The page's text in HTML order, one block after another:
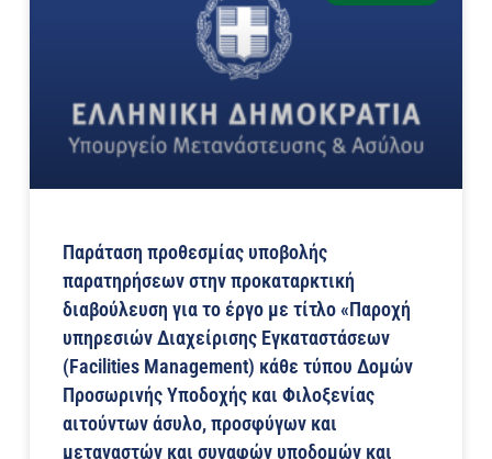
Παράταση προθεσμίας υποβολής
παρατηρήσεων στην προκαταρκτική
διαβούλευση για το έργο με τίτλο «Παροχή
υπηρεσιών Διαχείρισης Εγκαταστάσεων
(Facilities Management) κάθε τύπου Δομών
Προσωρινής Υποδοχής και Φιλοξενίας
αιτούντων άσυλο, προσφύγων και
μεταναστών και συναφών υποδομών και